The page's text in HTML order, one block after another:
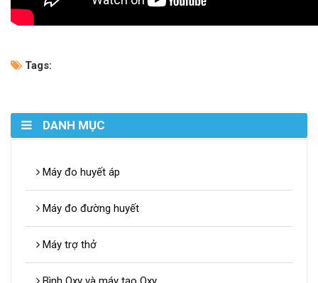
Tags:
DANH MỤC
Máy đo huyết áp
Máy đo đường huyết
Máy trợ thở